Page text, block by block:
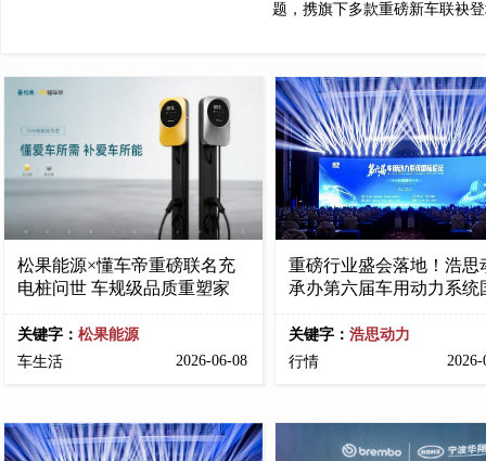
题，携旗下多款重磅新车联袂
松果能源×懂车帝重磅联名充
电桩问世 车规级品质重塑家
关键字： 松果能源
车生活
2026-06-08
重磅行业盛会落地！浩思
承办第六届车用动力系统
关键字： 浩思动力
行情